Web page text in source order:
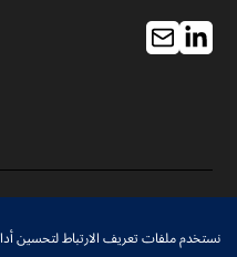
إدارة ملفات تعريف الارتباط
نستخدم ملفات تعريف الارتباط لتحسين